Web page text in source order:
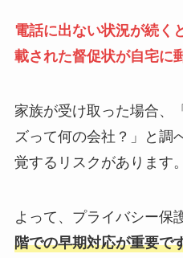
電話に出ない状況が続く
載された督促状が自宅に
家族が受け取った場合、
ズって何の会社？」と調
覚するリスクがあります。
よって、プライバシー保
階での早期対応が重要で